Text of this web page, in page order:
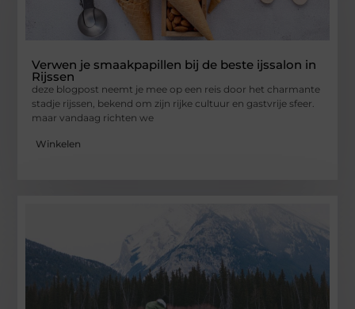
Verwen je smaakpapillen bij de beste ijssalon in
Rijssen
deze blogpost neemt je mee op een reis door het charmante
stadje rijssen, bekend om zijn rijke cultuur en gastvrije sfeer.
maar vandaag richten we
Winkelen